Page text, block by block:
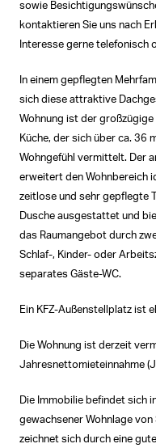
sowie
kontaktieren Sie uns nach
Interesse gerne telefonisch
In einem gepflegten
sich diese attraktive
Wohnung ist der
Küche, der sich über ca. 36
Wohngefühl vermittelt. Der
erweitert den Wohnbereich
zeitlose und sehr gepflegte
Dusche ausgestattet und
das Raumangebot durch
Schlaf-, Kinder- oder
separates Gäste-WC.
Ein KFZ-Außenstellplatz ist
Die Wohnung ist derzeit
Jahresnettomieteinnahme
Die Immobilie befindet sich
gewachsener Wohnlage
zeichnet sich durch eine